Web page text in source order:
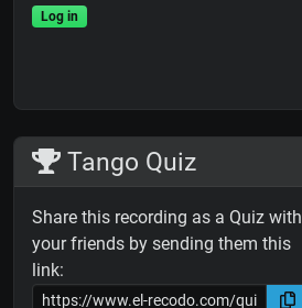
Log in
Tango Quiz
Share this recording as a Quiz with
your friends by sending them this
link: